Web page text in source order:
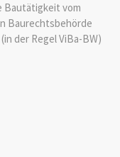
Bautätigkeit vom
Baurechtsbehörde
der Regel ViBa-BW)